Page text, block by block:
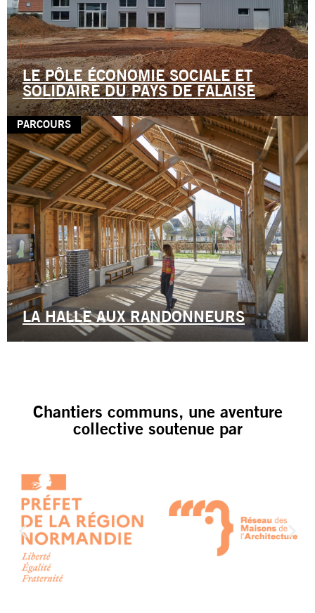
LE PÔLE ÉCONOMIE SOCIALE ET
SOLIDAIRE DU PAYS DE FALAISE
PARCOURS
LA HALLE AUX RANDONNEURS
Chantiers communs, une aventure
collective soutenue par